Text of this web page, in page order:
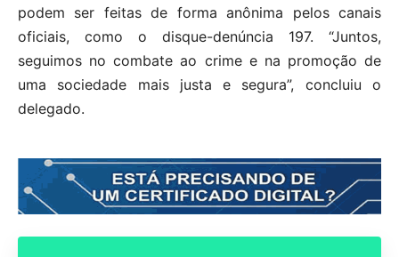
podem ser feitas de forma anônima pelos canais
oficiais, como o disque-denúncia 197. “Juntos,
seguimos no combate ao crime e na promoção de
uma sociedade mais justa e segura”, concluiu o
delegado.